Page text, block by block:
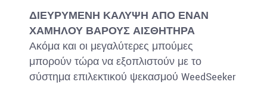
ΔΙΕΥΡΥΜΕΝΗ ΚΑΛΥΨΗ ΑΠΟ ΕΝΑΝ
ΧΑΜΗΛΟΥ ΒΑΡΟΥΣ ΑΙΣΘΗΤΗΡΑ
Ακόμα και οι μεγαλύτερες μπούμες
μπορούν τώρα να εξοπλιστούν με το
σύστημα επιλεκτικού ψεκασμού WeedSeeker